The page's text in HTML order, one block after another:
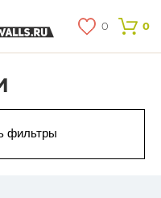
0 0
фильтры